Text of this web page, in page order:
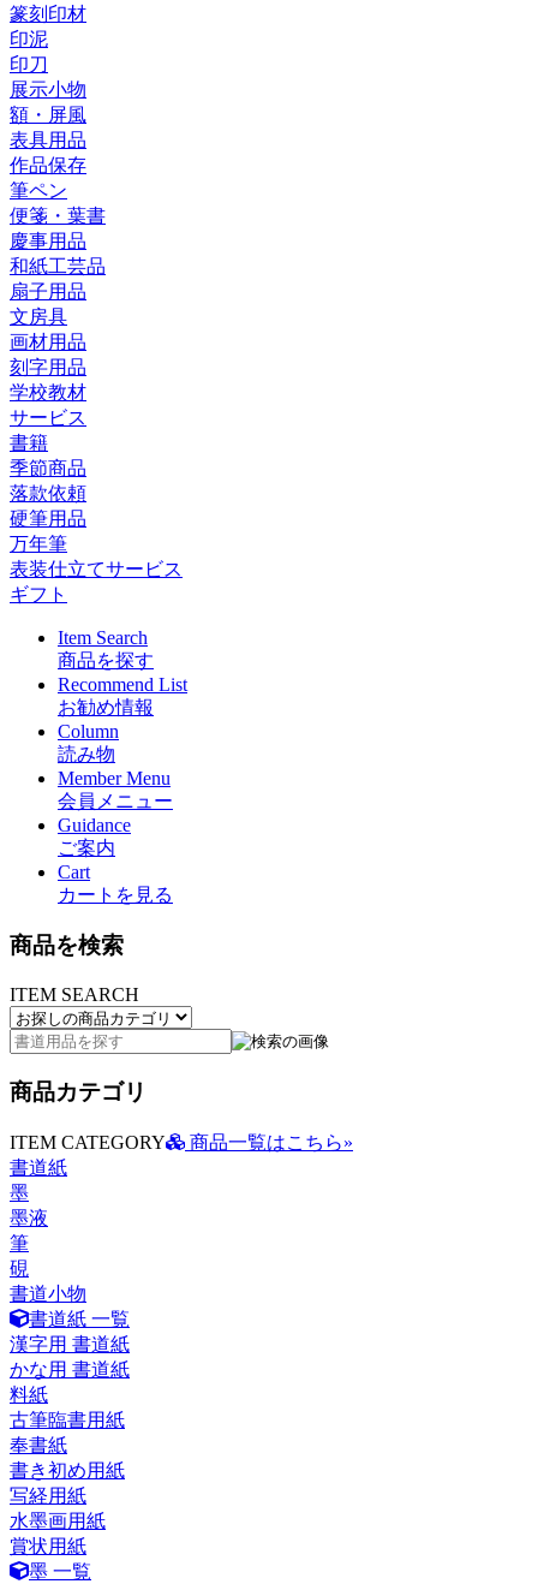
篆刻印材
印泥
印刀
展示小物
額・屏風
表具用品
作品保存
筆ペン
便箋・葉書
慶事用品
和紙工芸品
扇子用品
文房具
画材用品
刻字用品
学校教材
サービス
書籍
季節商品
落款依頼
硬筆用品
万年筆
表装仕立てサービス
ギフト
Item Search
商品を探す
Recommend List
お勧め情報
Column
読み物
Member Menu
会員メニュー
Guidance
ご案内
Cart
カートを見る
商品を検索
ITEM SEARCH
商品カテゴリ
ITEM CATEGORY
商品一覧はこちら»
書道紙
墨
墨液
筆
硯
書道小物
書道紙 一覧
漢字用 書道紙
かな用 書道紙
料紙
古筆臨書用紙
奉書紙
書き初め用紙
写経用紙
水墨画用紙
賞状用紙
墨 一覧